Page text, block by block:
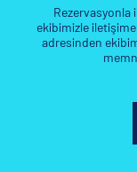
ekibimizle
adresinden